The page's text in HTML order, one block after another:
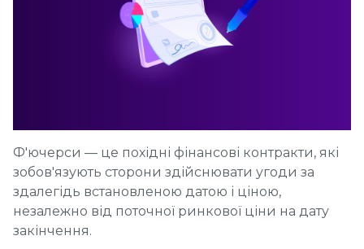
Ф'ючерси — це похідні фінансові контракти, які
зобов'язують сторони здійснювати угоди за
здалегідь встановленою датою і ціною,
незалежно від поточної ринкової ціни на дату
закінчення.